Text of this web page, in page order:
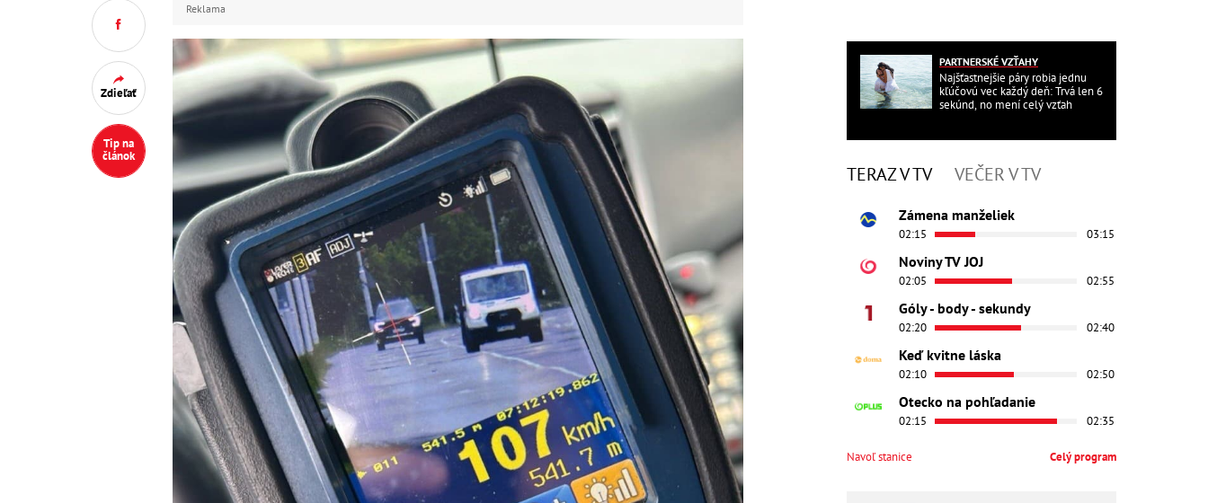
Zdieľať
Tip na
článok
Reklama
PARTNERSKÉ VZŤAHY
Najšťastnejšie páry robia jednu
kľúčovú vec každý deň: Trvá len 6
sekúnd, no mení celý vzťah
TERAZ V TV VEČER V TV
Zámena manželiek
02:15 03:15
Noviny TV JOJ
02:05 02:55
Góly - body - sekundy
02:20 02:40
Keď kvitne láska
02:10 02:50
Otecko na pohľadanie
02:15 02:35
Navoľ stanice Celý program